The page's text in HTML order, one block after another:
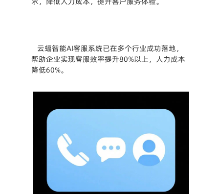
云蝠智能AI客服系统已在多个行业成功落地，
帮助企业实现客服效率提升80%以上，人力成本
降低60%。